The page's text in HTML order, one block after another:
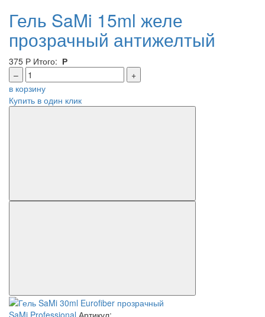
Гель SaMi 15ml желе
прозрачный антижелтый
375 Р Итого: Р
–
+
в корзину
Купить в один клик